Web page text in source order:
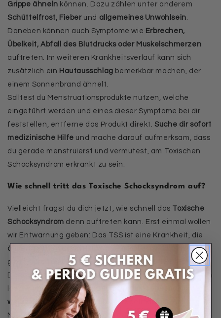
Grippe ähneln können. Dazu zählen unter anderem
Schüttelfrost, Fieber und allgemeines Unwohlsein.
Daneben können auch Symptome wie Erbrechen,
Übelkeit, Abfall des Blutdrucks oder Muskelschmerzen
auftreten. Im weiteren Krankheitsverlauf kann sich
zusätzlich ein Hautausschlag bemerkbar machen, der
einem Sonnenbrand ähnelt.
Solltest du Menstruationsprodukte nutzen, welche
eingeführt werden und eines dieser Symptome bei dir
feststellen, entferne das Produkt direkt.Suche dir sofort
medizinische Hilfe und mache darauf aufmerksam, dass
du gerade menstruierst und vermutest, am Toxischen
Schocksyndrom erkrankt zu sein.
Wie schnell tritt das Toxische Schocksyndrom auf?
Vielleicht fragst du dich jetzt, wie schnell das Toxische
Schocksyndrom denn auftreten kann. Erst einmal wollen
wir Entwarnung geben: Das TSS ist eine Krankheit, die
äußerst selten
auftritt. Laut dem Robert-Koch-Institut
gibt es
pro 100.000 Menstruierende 3 bis 6 TSS-Fälle.
Dennoch solltest du es natürlich nicht darauf ankommen
lassen und dein
Menstruationsprodukt regelmäßig
wechseln. Doch was heißt hier “regelmäßig”? Ein
Menstruationsprodukt, welches du einführst, solltenicht